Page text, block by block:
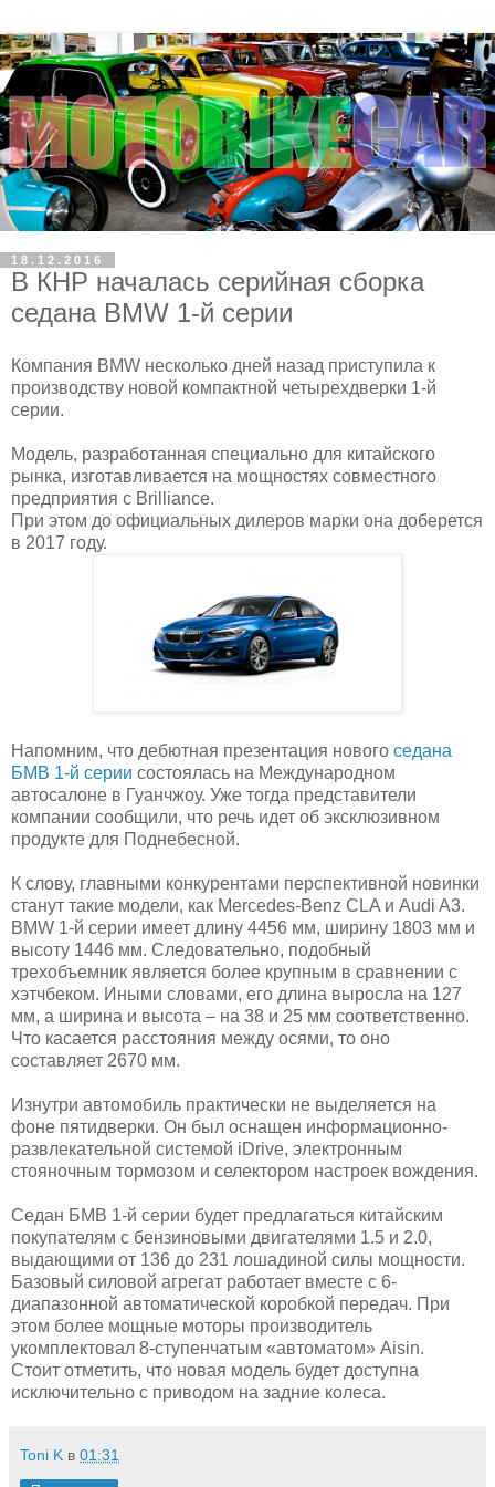
18.12.2016
В КНР началась серийная сборка
седана BMW 1-й серии
Компания BMW несколько дней назад приступила к
производству новой компактной четырехдверки 1-й
серии.
Модель, разработанная специально для китайского
рынка, изготавливается на мощностях совместного
предприятия с Brilliance.
При этом до официальных дилеров марки она доберется
в 2017 году.
Напомним, что дебютная презентация нового седана
БМВ 1-й серии состоялась на Международном
автосалоне в Гуанчжоу. Уже тогда представители
компании сообщили, что речь идет об эксклюзивном
продукте для Поднебесной.
К слову, главными конкурентами перспективной новинки
станут такие модели, как Mercedes-Benz CLA и Audi A3.
BMW 1-й серии имеет длину 4456 мм, ширину 1803 мм и
высоту 1446 мм. Следовательно, подобный
трехобъемник является более крупным в сравнении с
хэтчбеком. Иными словами, его длина выросла на 127
мм, а ширина и высота – на 38 и 25 мм соответственно.
Что касается расстояния между осями, то оно
составляет 2670 мм.
Изнутри автомобиль практически не выделяется на
фоне пятидверки. Он был оснащен информационно-
развлекательной системой iDrive, электронным
стояночным тормозом и селектором настроек вождения.
Седан БМВ 1-й серии будет предлагаться китайским
покупателям с бензиновыми двигателями 1.5 и 2.0,
выдающими от 136 до 231 лошадиной силы мощности.
Базовый силовой агрегат работает вместе с 6-
диапазонной автоматической коробкой передач. При
этом более мощные моторы производитель
укомплектовал 8-ступенчатым «автоматом» Aisin.
Стоит отметить, что новая модель будет доступна
исключительно с приводом на задние колеса.
Toni K в 01:31